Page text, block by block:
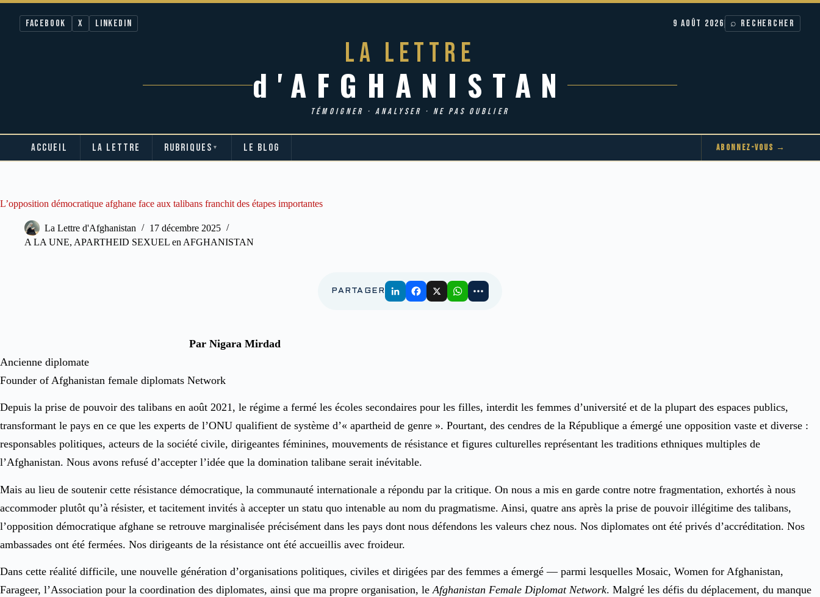
Facebook X LinkedIn 9 AOÛT 2026 ⌕ RECHERCHER
LA LETTRE
d'AFGHANISTAN
TÉMOIGNER · ANALYSER · NE PAS OUBLIER
ACCUEIL LA LETTRE RUBRIQUES ▼ LE BLOG ABONNEZ-VOUS →
L’opposition démocratique afghane face aux talibans franchit des étapes importantes
La Lettre d'Afghanistan
17 décembre 2025
A LA UNE, APARTHEID SEXUEL en AFGHANISTAN
PARTAGER
Par Nigara Mirdad
Ancienne diplomate
Founder of Afghanistan female diplomats Network
Depuis la prise de pouvoir des talibans en août 2021, le régime a fermé les écoles secondaires pour les filles, interdit les femmes d’université et de la plupart des espaces publics,
transformant le pays en ce que les experts de l’ONU qualifient de système d’« apartheid de genre ». Pourtant, des cendres de la République a émergé une opposition vaste et diverse :
responsables politiques, acteurs de la société civile, dirigeantes féminines, mouvements de résistance et figures culturelles représentant les traditions ethniques multiples de
l’Afghanistan. Nous avons refusé d’accepter l’idée que la domination talibane serait inévitable.
Mais au lieu de soutenir cette résistance démocratique, la communauté internationale a répondu par la critique. On nous a mis en garde contre notre fragmentation, exhortés à nous
accommoder plutôt qu’à résister, et tacitement invités à accepter un statu quo intenable au nom du pragmatisme. Ainsi, quatre ans après la prise de pouvoir illégitime des talibans,
l’opposition démocratique afghane se retrouve marginalisée précisément dans les pays dont nous défendons les valeurs chez nous. Nos diplomates ont été privés d’accréditation. Nos
ambassades ont été fermées. Nos dirigeants de la résistance ont été accueillis avec froideur.
Dans cette réalité difficile, une nouvelle génération d’organisations politiques, civiles et dirigées par des femmes a émergé — parmi lesquelles Mosaic, Women for Afghanistan,
Farageer, l’Association pour la coordination des diplomates, ainsi que ma propre organisation, leAfghanistan Female Diplomat Network. Malgré les défis du déplacement, du manque